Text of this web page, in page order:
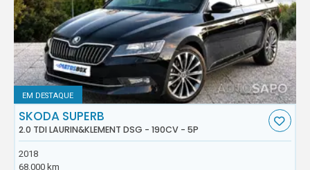
EM DESTAQUE
SKODA SUPERB
2.0 TDI LAURIN&KLEMENT DSG - 190CV - 5P
2018
68.000 km